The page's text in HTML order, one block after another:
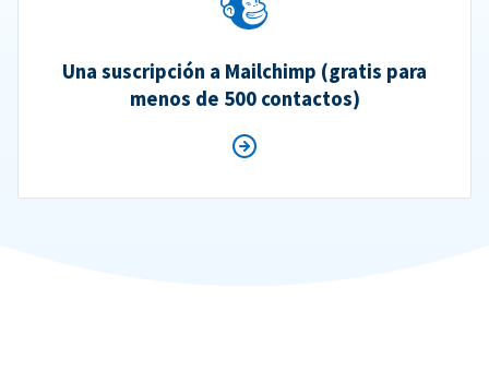
Una suscripción a Mailchimp (gratis para
menos de 500 contactos)